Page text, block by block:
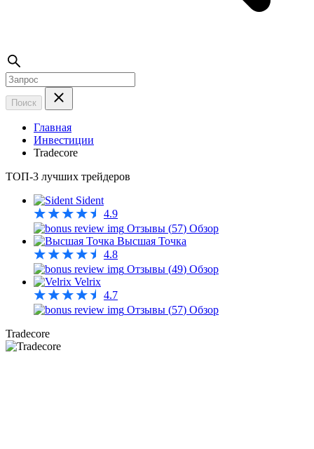
Поиск
Главная
Инвестиции
Tradecore
ТОП-3 лучших трейдеров
Sident
4.9
Отзывы (57) Обзор
Высшая Точка
4.8
Отзывы (49) Обзор
Velrix
4.7
Отзывы (57) Обзор
Tradecore